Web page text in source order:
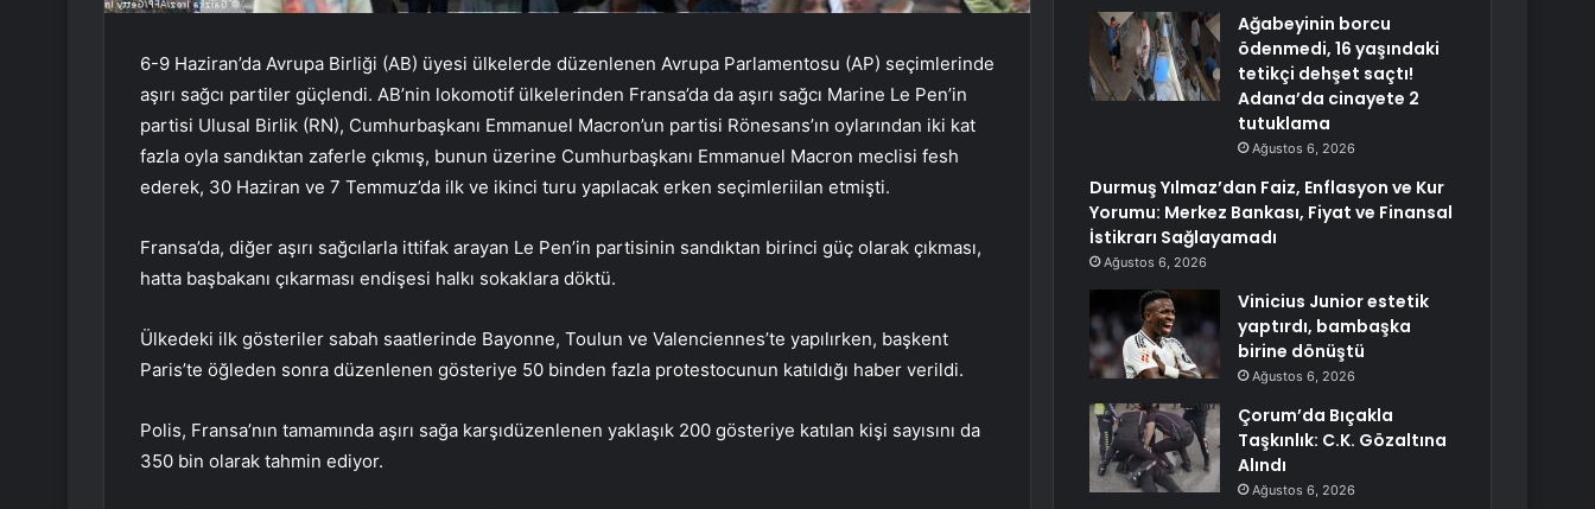
6-9 Haziran’da Avrupa Birliği (AB) üyesi ülkelerde düzenlenen Avrupa Parlamentosu (AP) seçimlerinde
aşırı sağcı partiler güçlendi. AB’nin lokomotif ülkelerinden Fransa’da da aşırı sağcı Marine Le Pen’in
partisi Ulusal Birlik (RN), Cumhurbaşkanı Emmanuel Macron’un partisi Rönesans’ın oylarından iki kat
fazla oyla sandıktan zaferle çıkmış, bunun üzerine Cumhurbaşkanı Emmanuel Macron meclisi fesh
ederek, 30 Haziran ve 7 Temmuz’da ilk ve ikinci turu yapılacak erken seçimleriilan etmişti.
Fransa’da, diğer aşırı sağcılarla ittifak arayan Le Pen’in partisinin sandıktan birinci güç olarak çıkması,
hatta başbakanı çıkarması endişesi halkı sokaklara döktü.
Ülkedeki ilk gösteriler sabah saatlerinde Bayonne, Toulun ve Valenciennes’te yapılırken, başkent
Paris’te öğleden sonra düzenlenen gösteriye 50 binden fazla protestocunun katıldığı haber verildi.
Polis, Fransa’nın tamamında aşırı sağa karşıdüzenlenen yaklaşık 200 gösteriye katılan kişi sayısını da
350 bin olarak tahmin ediyor.
Ağabeyinin borcu
ödenmedi, 16 yaşındaki
tetikçi dehşet saçtı!
Adana’da cinayete 2
tutuklama
Ağustos 6, 2026
Durmuş Yılmaz’dan Faiz, Enflasyon ve Kur
Yorumu: Merkez Bankası, Fiyat ve Finansal
İstikrarı Sağlayamadı
Ağustos 6, 2026
Vinicius Junior estetik
yaptırdı, bambaşka
birine dönüştü
Ağustos 6, 2026
Çorum’da Bıçakla
Taşkınlık: C.K. Gözaltına
Alındı
Ağustos 6, 2026